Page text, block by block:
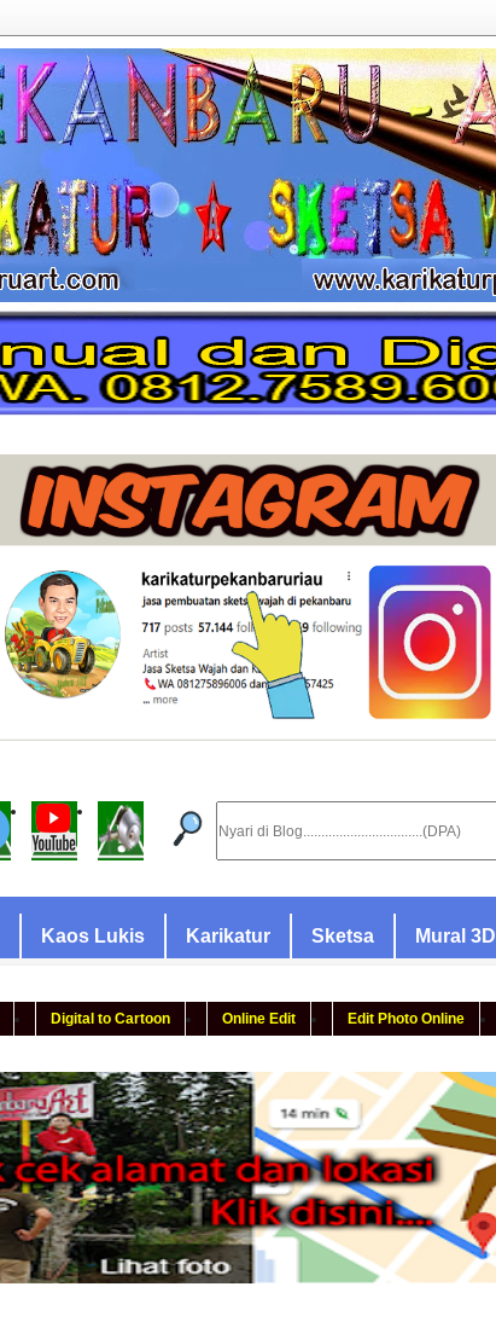
Kaos Lukis Karikatur Sketsa Mural 3D
Digital to Cartoon Online Edit Edit Photo Online